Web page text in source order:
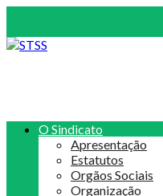
O Sindicato
Apresentação
Estatutos
Orgãos Sociais
Organização